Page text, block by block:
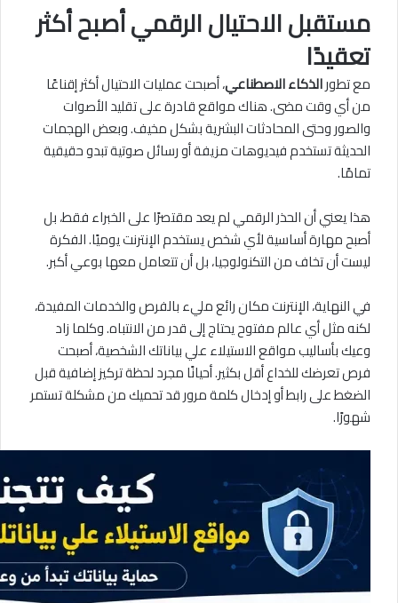
مستقبل الاحتيال الرقمي أصبح أكثر
تعقيدًا
مع تطورالذكاء الاصطناعي، أصبحت عمليات الاحتيال أكثر إقناعًا
من أي وقت مضى. هناك مواقع قادرة على تقليد الأصوات
والصور وحتى المحادثات البشرية بشكل مخيف. وبعض الهجمات
الحديثة تستخدم فيديوهات مزيفة أو رسائل صوتية تبدو حقيقية
تمامًا.
هذا يعني أن الحذر الرقمي لم يعد مقتصرًا على الخبراء فقط، بل
أصبح مهارة أساسية لأي شخص يستخدم الإنترنت يوميًا. الفكرة
ليست أن تخاف من التكنولوجيا، بل أن تتعامل معها بوعي أكبر.
في النهاية، الإنترنت مكان رائع مليء بالفرص والخدمات المفيدة،
لكنه مثل أي عالم مفتوح يحتاج إلى قدر من الانتباه. وكلما زاد
وعيك بأساليب مواقع الاستيلاء علي بياناتك الشخصية، أصبحت
فرص تعرضك للخداع أقل بكثير. أحيانًا مجرد لحظة تركيز إضافية قبل
الضغط على رابط أو إدخال كلمة مرور قد تحميك من مشكلة تستمر
شهورًا.